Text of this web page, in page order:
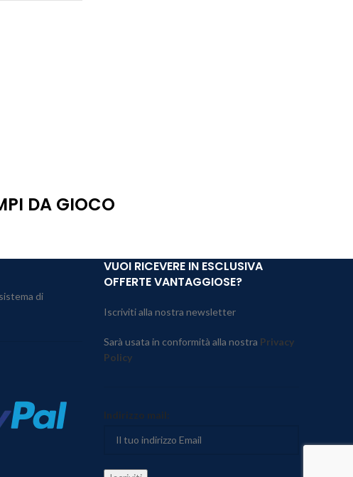
DA GIOCO
di
VUOI RICEVERE IN ESCLUSIVA
OFFERTE VANTAGGIOSE?
Iscriviti alla nostra newsletter
Sarà usata in conformità alla nostra Privacy
Policy
Indirizzo mail: